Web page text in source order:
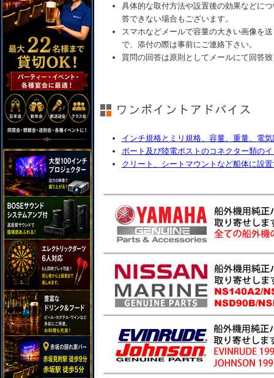
具体的な取付方法や設置後の効果などに
答できない場合もございます。
スマホなどメールで容量の大きい画像を
で、添付の際は事前にご連絡下さい。
質問の回答は原則としてメールにて回答
インチ規格とミリ規格、容量、重量、電
ボート及び陸電ポストのコネクター類の
クリート、シートマウントなど船体に設